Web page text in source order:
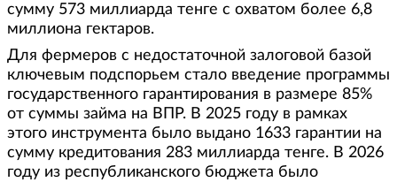
сумму 573 миллиарда тенге с охватом более 6,8
миллиона гектаров.
Для фермеров с недостаточной залоговой базой
ключевым подспорьем стало введение программы
государственного гарантирования в размере 85%
от суммы займа на ВПР. В 2025 году в рамках
этого инструмента было выдано 1633 гарантии на
сумму кредитования 283 миллиарда тенге. В 2026
году из республиканского бюджета было